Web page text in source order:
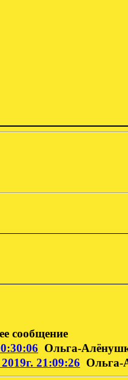
сообщение
Ольга-
21:09:26 Ольга-